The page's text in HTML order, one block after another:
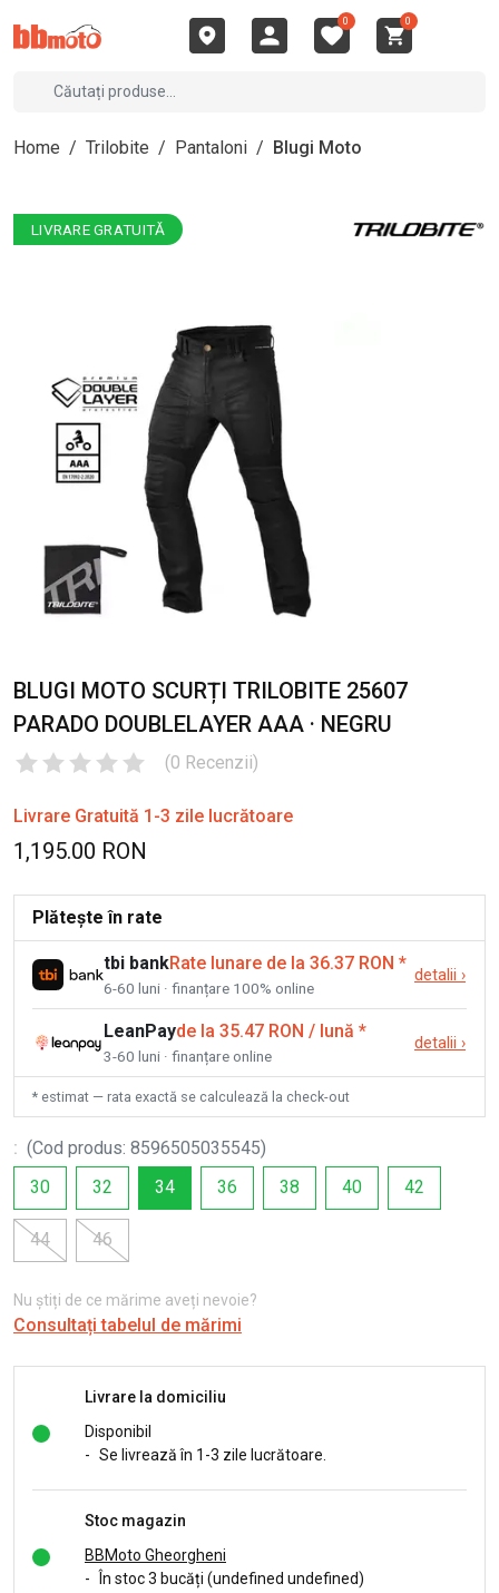
0 0
Home / Trilobite / Pantaloni / Blugi Moto
LIVRARE GRATUITĂ
BLUGI MOTO SCURȚI TRILOBITE 25607
PARADO DOUBLELAYER AAA · NEGRU
(0 Recenzii)
Livrare Gratuită 1-3 zile lucrătoare
1,195.00 RON
Plătește în rate
tbi bankRate lunare de la 36.37 RON *
6-60 luni · finanțare 100% online
detalii ›
LeanPayde la 35.47 RON / lună *
3-60 luni · finanțare online
detalii ›
* estimat — rata exactă se calculează la check-out
: (Cod produs: 8596505035545)
30
32 34 36 38 40 42
44 46
Nu știți de ce mărime aveți nevoie?
Consultați tabelul de mărimi
Livrare la domiciliu
Disponibil
- Se livrează în 1-3 zile lucrătoare.
Stoc magazin
BBMoto Gheorgheni
-
În stoc 3 bucăți (undefined undefined)